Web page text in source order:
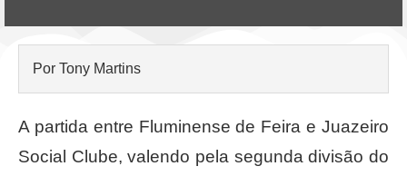
Por Tony Martins
A partida entre Fluminense de Feira e Juazeiro
Social Clube, valendo pela segunda divisão do